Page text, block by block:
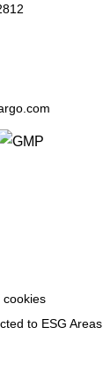
cookies
to ESG Areas